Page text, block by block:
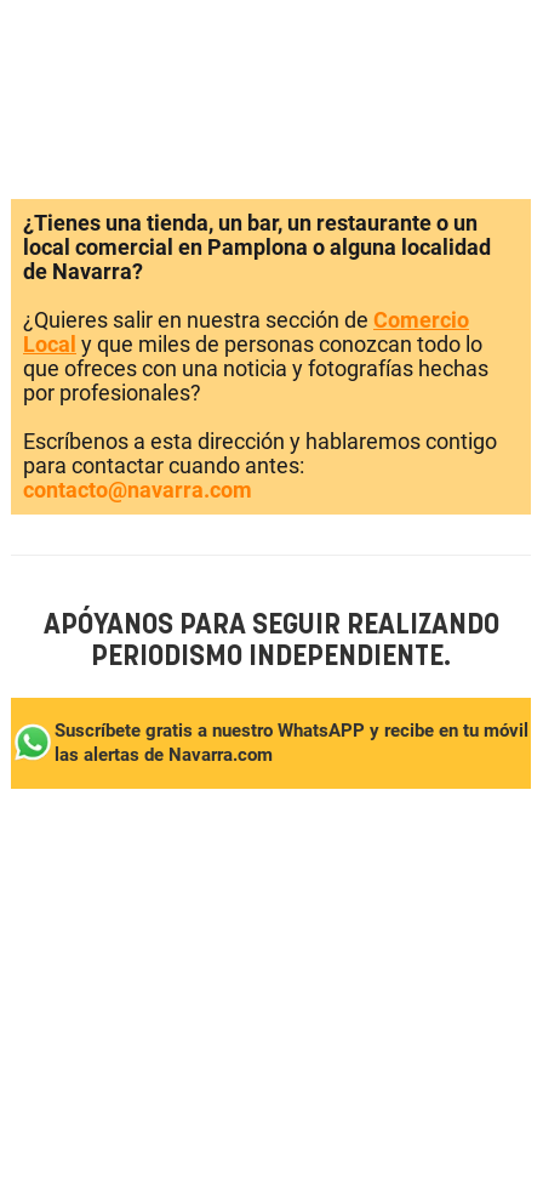
¿Tienes una tienda, un bar, un restaurante o un
local comercial en Pamplona o alguna localidad
de Navarra?
¿Quieres salir en nuestra sección de Comercio
Local y que miles de personas conozcan todo lo
que ofreces con una noticia y fotografías hechas
por profesionales?
Escríbenos a esta dirección y hablaremos contigo
para contactar cuando antes:
contacto@navarra.com
APÓYANOS PARA SEGUIR REALIZANDO
PERIODISMO INDEPENDIENTE.
Suscríbete gratis a nuestro WhatsAPP y recibe en tu móvil
las alertas de Navarra.com